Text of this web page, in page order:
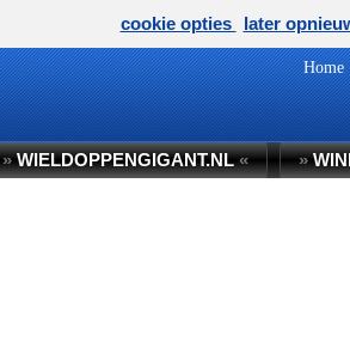
Home
»WIELDOPPENGIGANT.NL« »
cookie opties later